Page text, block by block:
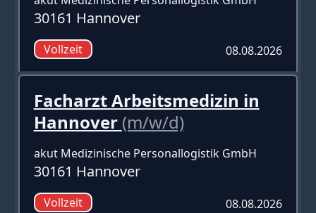
30161 Hannover
Vollzeit 08.08.2026
Facharzt Arbeitsmedizin in
Hannover (m/w/d)
akut Medizinische Personallogistik GmbH
30161 Hannover
Vollzeit 08.08.2026